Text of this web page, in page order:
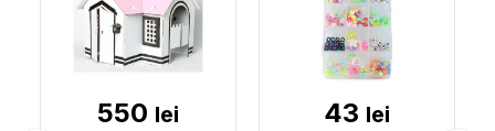
550 lei 43 lei